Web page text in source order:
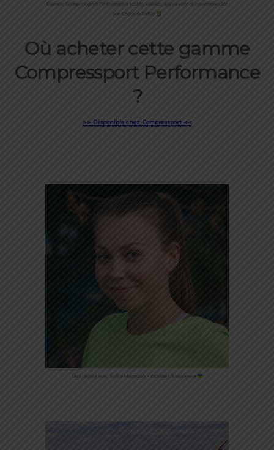
Gamme Compressport Performance testée, validée, approuvée et recommandée
par Cédric & Sofiia
Où acheter cette gamme
Compressport Performance
?
>> Disponible chez Compressport <<
Test réalisé avec Sofiia Harmash – Athlète Ukrainienne